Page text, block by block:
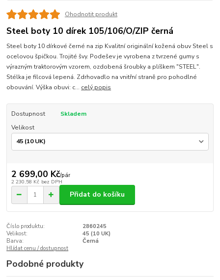
Ohodnotit produkt
Steel boty 10 dírek 105/106/O/ZIP černá
Steel boty 10 dírkové černé na zip Kvalitní originální kožená obuv Steel s
ocelovou špičkou. Trojité švy. Podešev je vyrobena z tvrzené gumy s
výrazným traktorovým vzorem, ozdobená šroubky a plíškem "STEEL".
Stélka je filcová lepená. Zdrhovadlo na vnitřní straně pro pohodlné
obouvání. Výška obuvi: c... celý popis
Dostupnost
Skladem
Velikost
2 699,00 Kč/pár
2 230,58 Kč bez DPH
Přidat do košíku
Číslo produktu:
2860245
Velikost:
45 (10 UK)
Barva:
Černá
Hlídat cenu / dostupnost
Podobné produkty